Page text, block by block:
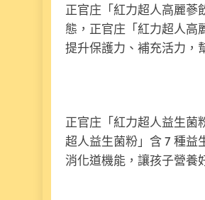
正官庄「紅力超人高麗蔘
態，正官庄「紅力超人高
提升保護力、補充活力，
正官庄「紅力超人益生菌
超人益生菌粉」含 7 種益
消化道機能，讓孩子營養